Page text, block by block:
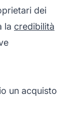
dei
la credibilità
un acquisto